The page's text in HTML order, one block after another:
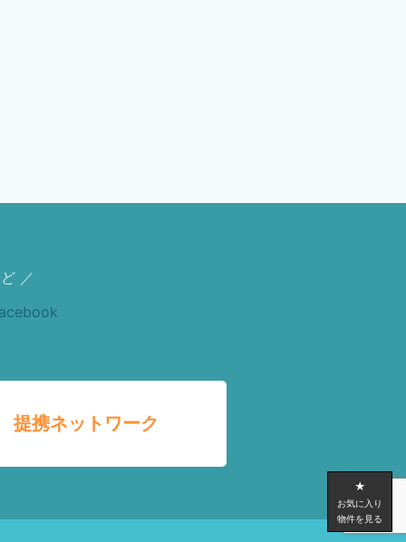
／
提携ネットワーク
★
お気に入り
物件を見る